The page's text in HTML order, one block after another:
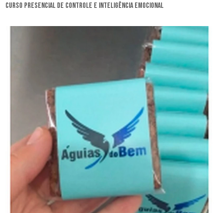
curso presencial de controle e inteligência emocional